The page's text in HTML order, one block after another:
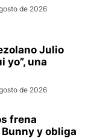
de 2026
Julio
yo”, una
de 2026
frena
y obliga